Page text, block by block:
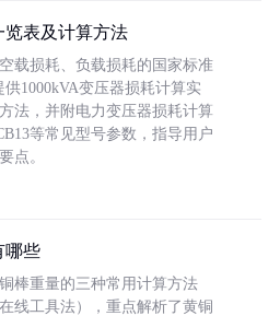
表及计算方法
载损耗、负载损耗的国家标准
供1000kVA变压器损耗计算实
法，并附电力变压器损耗计算
等常见型号参数，指导用户
点。
哪些
棒重量的三种常用计算方法
线工具法），重点解析了黄铜